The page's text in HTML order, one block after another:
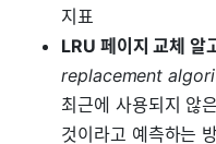
지표
LRU 페이지 교체 알
replacement
최근에 사용되지 않
것이라고 예측하는